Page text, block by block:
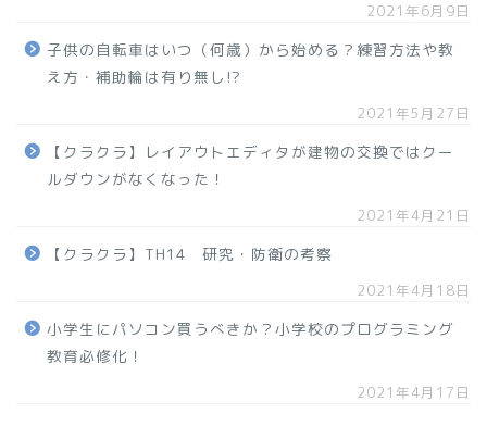
2021年6月9日
子供の自転車はいつ（何歳）から始める？練習方法や教
え方・補助輪は有り無し!?
2021年5月27日
【クラクラ】レイアウトエディタが建物の交換ではクー
ルダウンがなくなった！
2021年4月21日
【クラクラ】TH14 研究・防衛の考察
2021年4月18日
小学生にパソコン買うべきか？小学校のプログラミング
教育必修化！
2021年4月17日